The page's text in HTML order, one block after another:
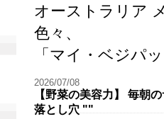
オーストラリア
色々、
「マイ・ベジパ
2026/07/08
【野菜の美容力】 毎朝
落とし穴 ""